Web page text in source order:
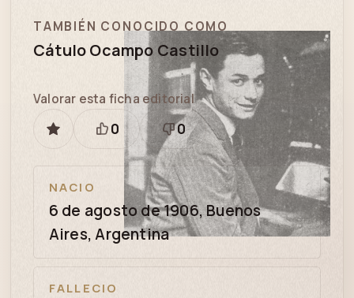
TAMBIÉN CONOCIDO COMO
Cátulo Ocampo Castillo
GUARDAR
Valorar esta ficha editorial
Está
bien
0
Necesita
revisión
0
NACIO
6 de agosto de 1906, Buenos
Aires, Argentina
FALLECIO